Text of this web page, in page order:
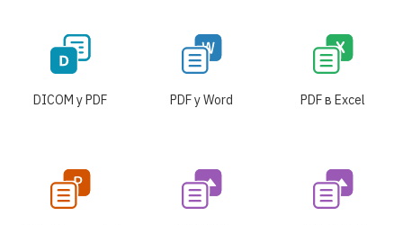
DICOM у PDF PDF у Word PDF в Excel